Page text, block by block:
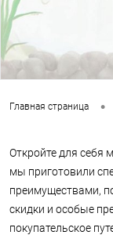
Главная страница •
Откройте для себя
мы приготовили
преимуществами,
скидки и особые
покупательское